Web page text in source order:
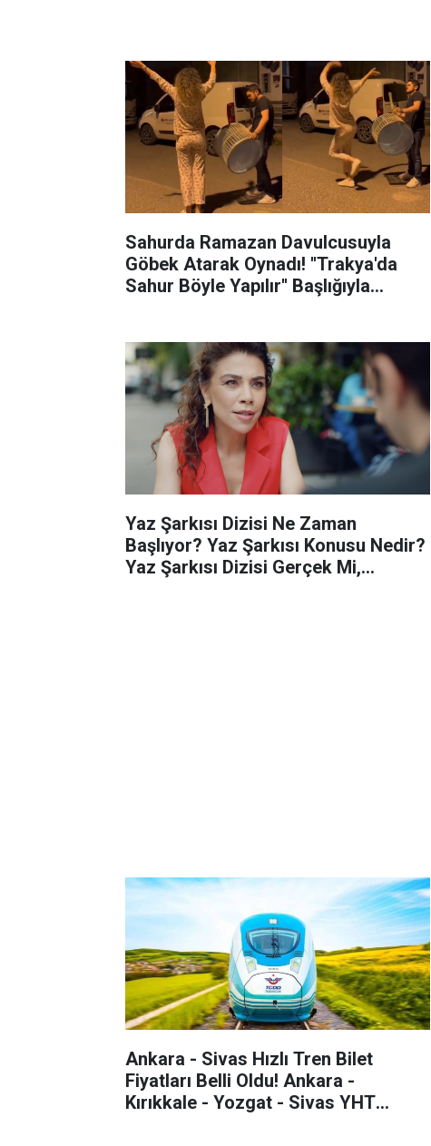
Sahurda Ramazan Davulcusuyla
Göbek Atarak Oynadı! ''Trakya'da
Sahur Böyle Yapılır'' Başlığıyla
Yaz Şarkısı Dizisi Ne Zaman
Başlıyor? Yaz Şarkısı Konusu Nedir?
Yaz Şarkısı Dizisi Gerçek Mi,
Ankara - Sivas Hızlı Tren Bilet
Fiyatları Belli Oldu! Ankara -
Kırıkkale - Yozgat - Sivas YHT